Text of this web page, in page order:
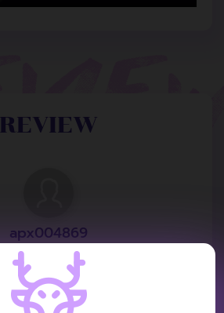
REVIEW
apx004869
Post: 15 August 2023